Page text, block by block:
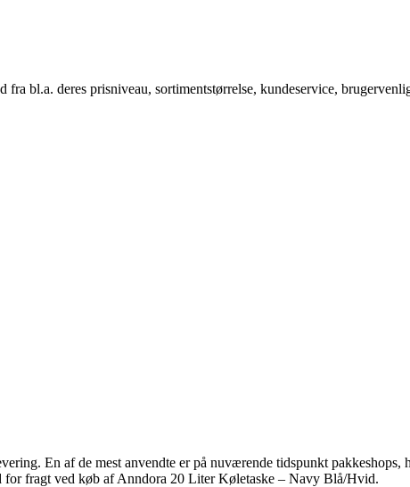
bl.a. deres prisniveau, sortimentstørrelse, kundeservice,
En af de mest anvendte er på nuværende tidspunkt
for fragt ved køb af Anndora 20 Liter Køletaske – Navy Blå/Hvid.